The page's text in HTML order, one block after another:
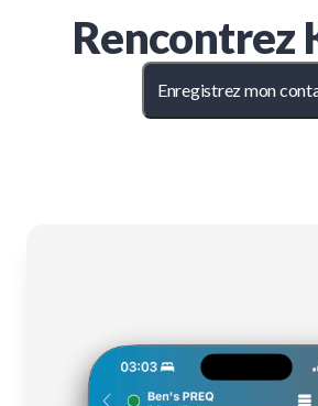
Rencontrez
Enregistrez mon